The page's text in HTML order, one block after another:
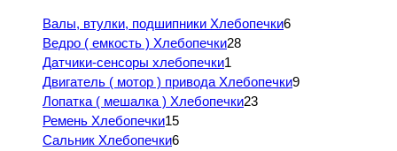
Валы, втулки, подшипники Хлебопечки6
Ведро ( емкость ) Хлебопечки28
Датчики-сенсоры хлебопечки1
Двигатель ( мотор ) привода Хлебопечки9
Лопатка ( мешалка ) Хлебопечки23
Ремень Хлебопечки15
Сальник Хлебопечки6